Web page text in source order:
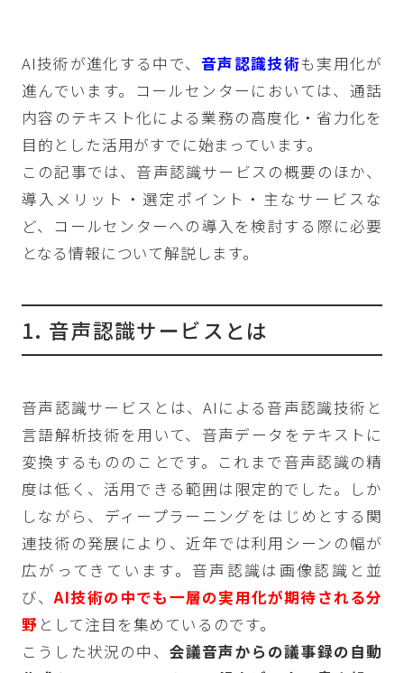
AI技術が進化する中で、 音声認識技術も実用化が
進んでいます。コールセンターにおいては、通話
内容のテキスト化による業務の高度化・省力化を
目的とした活用がすでに始まっています。
この記事では、音声認識サービスの概要のほか、
導入メリット・選定ポイント・主なサービスな
ど、コールセンターへの導入を検討する際に必要
となる情報について解説します。
1. 音声認識サービスとは
音声認識サービスとは、AIによる音声認識技術と
言語解析技術を用いて、音声データをテキストに
変換するもののことです。これまで音声認識の精
度は低く、活用できる範囲は限定的でした。しか
しながら、ディープラーニングをはじめとする関
連技術の発展により、近年では利用シーンの幅が
広がってきています。音声認識は画像認識と並
び、AI技術の中でも一層の実用化が期待される分
野 として注目を集めているのです。
こうした状況の中、 会議音声からの議事録の自動